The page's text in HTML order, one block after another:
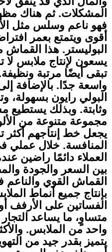
المشكلات. ثم هناك
فهو ناعم وسلس مثل
أقوى ويتمتع بعمر
البوليستر. هذا القماش
يسعون لإنتاج ملابس
تبقى أيضًا مرتبة
واسعة جدًا. بالإضافة
البولي رايون بسهولة،
وثابتة. وبذلك يستطيع
مجموعة متنوعة من
يجعل خط إنتاجهم أكثر
المنافسة. خلال عملي
العملاء دائمًا راضين
بين السعر والجودة
القماش القوي
بإنتاج جميع أنماط
الفساتين على الأرفف
متساوٍ، ما يساعد
واحد من الملابس.
يتميز بقدر جيد من